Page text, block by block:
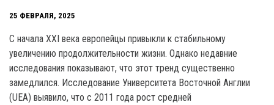
25 ФЕВРАЛЯ, 2025
С начала XXI века европейцы привыкли к стабильному
увеличению продолжительности жизни. Однако недавние
исследования показывают, что этот тренд существенно
замедлился. Исследование Университета Восточной Англии
(UEA) выявило, что с 2011 года рост средней